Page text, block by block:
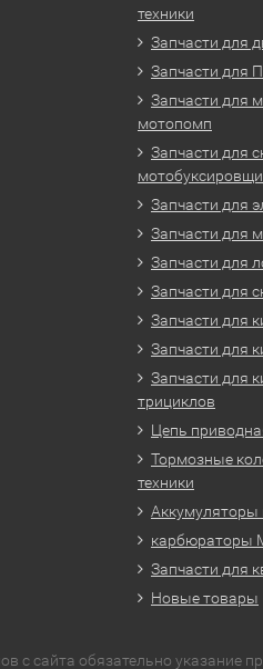
техники
Запчасти для
Запчасти для
Запчасти для
мотопомп
Запчасти для
Запчасти для
Запчасти для
Запчасти для
Запчасти для
Запчасти для
Запчасти для
Запчасти для
трициклов
Цепь
Тормозные
техники
Аккумуляторы
карбюраторы
Запчасти для
Новые товары
с сайта обязательно указание